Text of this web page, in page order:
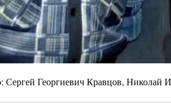
Сергей Георгиевич Кравцов, Николай